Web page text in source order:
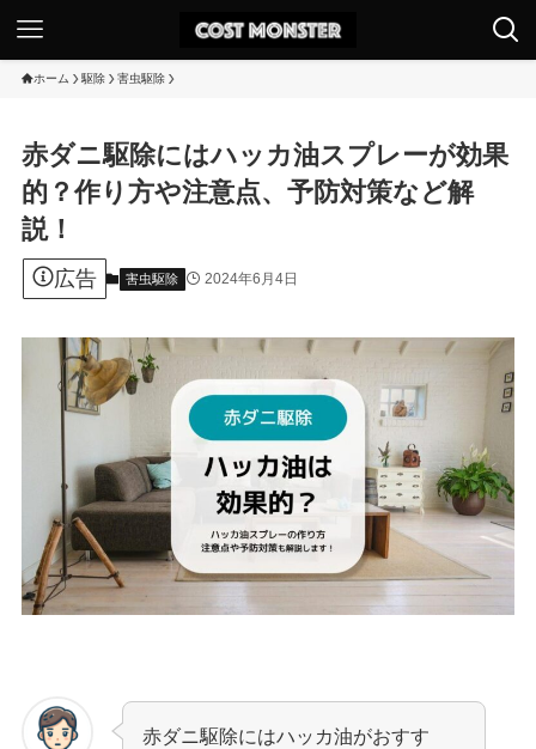
ホーム 駆除 害虫駆除
赤ダニ駆除にはハッカ油スプレーが効果
的？作り方や注意点、予防対策など解
説！
広告 害虫駆除 2024年6月4日
赤ダニ駆除にはハッカ油がおすす